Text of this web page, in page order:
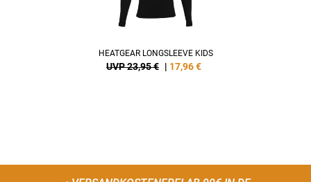
HEATGEAR LONGSLEEVE KIDS
UVP 23,95 € | 17,96€